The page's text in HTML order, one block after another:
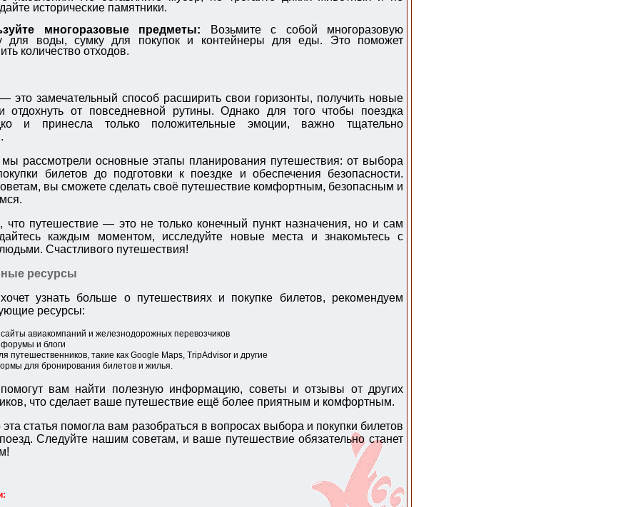
исторические памятники.
многоразовые предметы: Возьмите с собой многоразовую
для воды, сумку для покупок и контейнеры для еды. Это поможет
количество отходов.
это замечательный способ расширить свои горизонты, получить новые
отдохнуть от повседневной рутины. Однако для того чтобы поездка
и принесла только положительные эмоции, важно тщательно
мы рассмотрели основные этапы планирования путешествия: от выбора
билетов до подготовки к поездке и обеспечения безопасности.
вы сможете сделать своё путешествие комфортным, безопасным и
что путешествие — это не только конечный пункт назначения, но и сам
каждым моментом, исследуйте новые места и знакомьтесь с
Счастливого путешествия!
ресурсы
узнать больше о путешествиях и покупке билетов, рекомендуем
ресурсы:
авиакомпаний и железнодорожных перевозчиков
форумы и блоги
путешественников, такие как Google Maps, TripAdvisor и другие
для бронирования билетов и жилья.
вам найти полезную информацию, советы и отзывы от других
что сделает ваше путешествие ещё более приятным и комфортным.
статья помогла вам разобраться в вопросах выбора и покупки билетов
Следуйте нашим советам, и ваше путешествие обязательно станет